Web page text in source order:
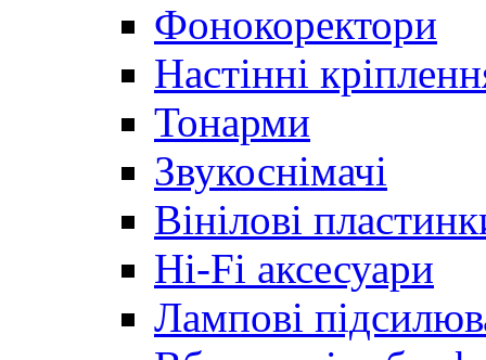
Фонокоректори
Настінні
Тонарми
Звукоснімачі
Вінілові
Hi-Fi аксесуари
Лампові